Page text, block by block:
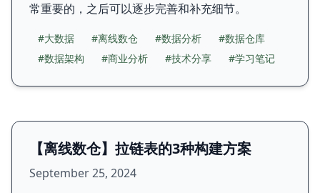
常重要的，之后可以逐步完善和补充细节。
#大数据 #离线数仓 #数据分析
#数据仓库
#数据架构
#商业分析 #技术分享 #学习笔记
【离线数仓】拉链表的3种构建方案
September 25, 2024